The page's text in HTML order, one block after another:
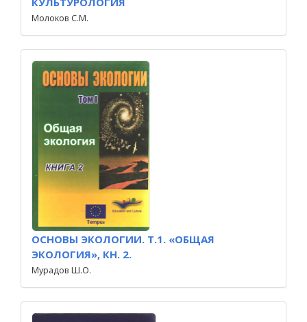
Молоков С.М.
ОСНОВЫ ЭКОЛОГИИ. Т.1. «ОБЩАЯ
ЭКОЛОГИЯ», КН. 2.
Мурадов Ш.О.